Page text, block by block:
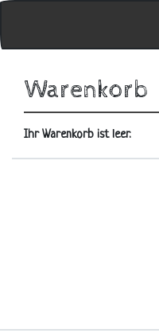
Warenkorb
Ihr Warenkorb ist leer.